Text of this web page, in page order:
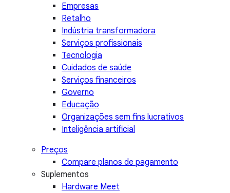
Empresas
Retalho
Indústria transformadora
Serviços profissionais
Tecnologia
Cuidados de saúde
Serviços financeiros
Governo
Educação
Organizações sem fins lucrativos
Inteligência artificial
Preços
Compare planos de pagamento
Suplementos
Hardware Meet